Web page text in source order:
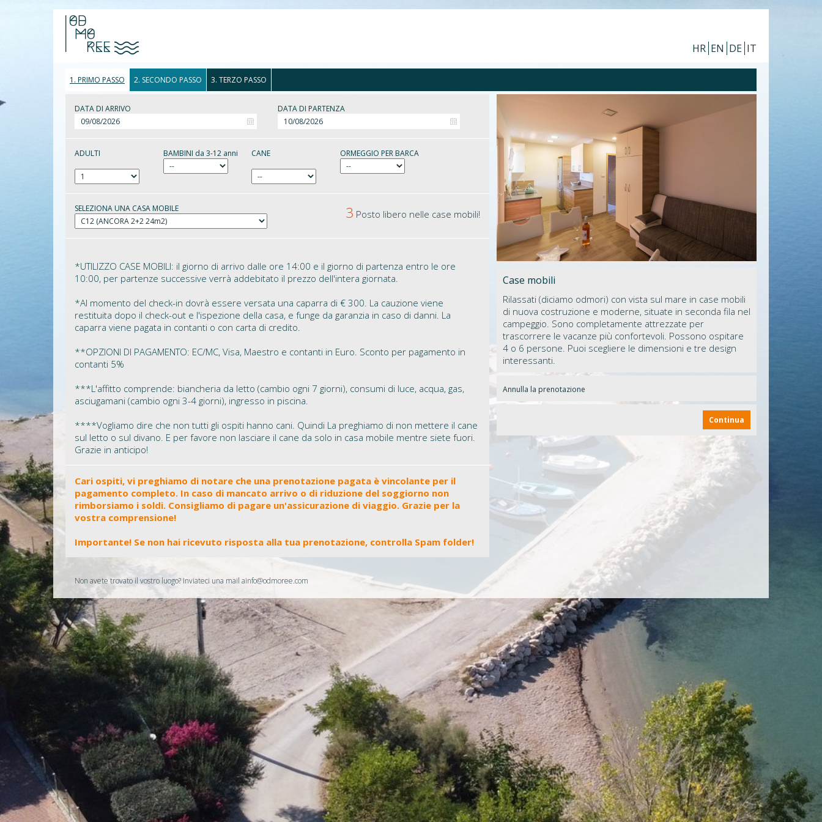
HR EN DE IT
1. PRIMO PASSO 2. SECONDO PASSO 3. TERZO PASSO
DATA DI ARRIVO DATA DI PARTENZA
ADULTI BAMBINI da 3-12 anni CANE ORMEGGIO PER BARCA
SELEZIONA UNA CASA MOBILE 3 Posto libero nelle case mobili!
*UTILIZZO CASE MOBILI: il giorno di arrivo dalle ore 14:00 e il giorno di partenza entro le ore
10:00, per partenze successive verrà addebitato il prezzo dell'intera giornata.
*Al momento del check-in dovrà essere versata una caparra di € 300. La cauzione viene
restituita dopo il check-out e l'ispezione della casa, e funge da garanzia in caso di danni. La
caparra viene pagata in contanti o con carta di credito.
**OPZIONI DI PAGAMENTO: EC/MC, Visa, Maestro e contanti in Euro. Sconto per pagamento in
contanti 5%
***L'affitto comprende: biancheria da letto (cambio ogni 7 giorni), consumi di luce, acqua, gas,
asciugamani (cambio ogni 3-4 giorni), ingresso in piscina.
****Vogliamo dire che non tutti gli ospiti hanno cani. Quindi La preghiamo di non mettere il cane
sul letto o sul divano. E per favore non lasciare il cane da solo in casa mobile mentre siete fuori.
Grazie in anticipo!
Cari ospiti, vi preghiamo di notare che una prenotazione pagata è vincolante per il
pagamento completo. In caso di mancato arrivo o di riduzione del soggiorno non
rimborsiamo i soldi. Consigliamo di pagare un'assicurazione di viaggio. Grazie per la
vostra comprensione!
Importante! Se non hai ricevuto risposta alla tua prenotazione, controlla Spam folder!
Case mobili
Rilassati (diciamo odmori) con vista sul mare in case mobili
di nuova costruzione e moderne, situate in seconda fila nel
campeggio. Sono completamente attrezzate per
trascorrere le vacanze più confortevoli. Possono ospitare
4 o 6 persone. Puoi scegliere le dimensioni e tre design
interessanti.
Annulla la prenotazione
Continua
Non avete trovato il vostro luogo? Inviateci una mail ainfo@odmoree.com